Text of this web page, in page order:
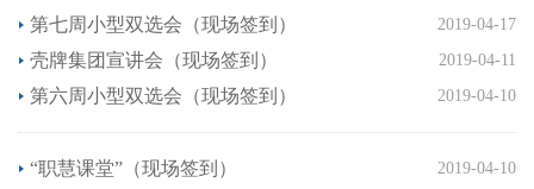
第七周小型双选会（现场签到） 2019-04-17
壳牌集团宣讲会（现场签到） 2019-04-11
第六周小型双选会（现场签到） 2019-04-10
“职慧课堂”（现场签到） 2019-04-10